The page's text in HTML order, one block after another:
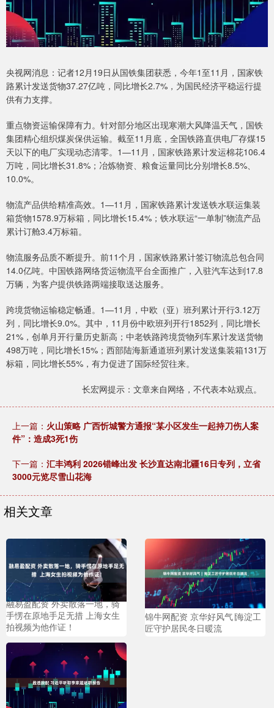
央视网消息：记者12月19日从国铁集团获悉，今年1至11月，国家铁
路累计发送货物37.27亿吨，同比增长2.7%，为国民经济平稳运行提
供有力支撑。
重点物资运输保障有力。针对部分地区出现寒潮大风降温天气，国铁
集团精心组织煤炭保供运输。截至11月底，全国铁路直供电厂存煤15
天以下的电厂实现动态清零。1—11月，国家铁路累计发运棉花106.4
万吨，同比增长31.8%；冶炼物资、粮食运量同比分别增长8.5%、
10.0%。
物流产品供给精准高效。1—11月，国家铁路累计发送铁水联运集装
箱货物1578.9万标箱，同比增长15.4%；铁水联运“一单制”物流产品
累计订舱3.4万标箱。
物流服务品质不断提升。前11个月，国家铁路累计签订物流总包合同
14.0亿吨。中国铁路网络货运物流平台全面推广，入驻汽车达到17.8
万辆，为客户提供铁路两端接取送达服务。
跨境货物运输稳定畅通。1—11月，中欧（亚）班列累计开行3.12万
列，同比增长9.0%。其中，11月份中欧班列开行1852列，同比增长
21%，创单月开行量历史新高；中老铁路跨境货物列车累计发送货物
498万吨，同比增长15%；西部陆海新通道班列累计发送集装箱131万
标箱，同比增长55%，有力促进了国际经贸往来。
长宏网提示：文章来自网络，不代表本站观点。
上一篇： 火山策略 广西忻城警方通报“某小区发生一起持刀伤人案
件”：造成3死1伤
下一篇： 汇丰鸿利 2026错峰出发 长沙直达南北疆16日专列，立省
3000元览尽雪山花海
相关文章
融易盈配资 外卖散落一地，骑
手愣在原地手足无措 上海女生
拍视频为他作证！
锦牛网配资 京华好风气∣海淀工
匠守护居民冬日暖流